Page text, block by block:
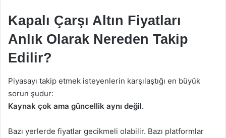
Kapalı Çarşı Altın Fiyatları
Anlık Olarak Nereden Takip
Edilir?
Piyasayı takip etmek isteyenlerin karşılaştığı en büyük
sorun şudur:
Kaynak çok ama güncellik aynı değil.
Bazı yerlerde fiyatlar gecikmeli olabilir. Bazı platformlar